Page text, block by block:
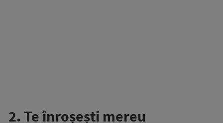
2. Te înroșești mereu